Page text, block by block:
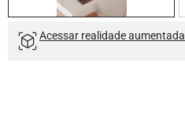
Acessar realidade aumentada